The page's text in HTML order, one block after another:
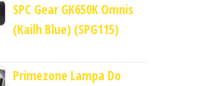
SPC Gear GK650K Omnis
(Kailh Blue) (SPG115)
Primezone Lampa Do